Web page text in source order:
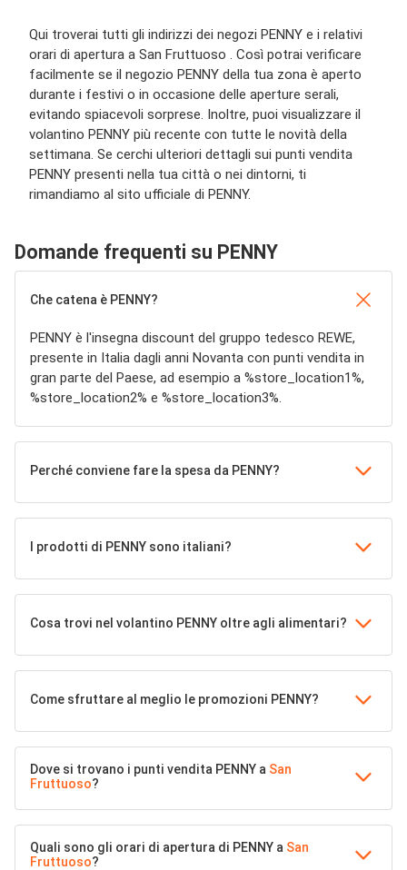
Qui troverai tutti gli indirizzi dei negozi PENNY e i relativi
orari di apertura a San Fruttuoso . Così potrai verificare
facilmente se il negozio PENNY della tua zona è aperto
durante i festivi o in occasione delle aperture serali,
evitando spiacevoli sorprese. Inoltre, puoi visualizzare il
volantino PENNY più recente con tutte le novità della
settimana. Se cerchi ulteriori dettagli sui punti vendita
PENNY presenti nella tua città o nei dintorni, ti
rimandiamo al sito ufficiale di PENNY.
Domande frequenti su PENNY
Che catena è PENNY?
PENNY è l'insegna discount del gruppo tedesco REWE,
presente in Italia dagli anni Novanta con punti vendita in
gran parte del Paese, ad esempio a %store_location1%,
%store_location2% e %store_location3%.
Perché conviene fare la spesa da PENNY?
I prodotti di PENNY sono italiani?
Cosa trovi nel volantino PENNY oltre agli alimentari?
Come sfruttare al meglio le promozioni PENNY?
Dove si trovano i punti vendita PENNY a San
Fruttuoso?
Quali sono gli orari di apertura di PENNY a San
Fruttuoso?